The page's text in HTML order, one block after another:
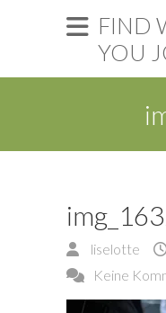
FIND
YOU
liselotte
Keine